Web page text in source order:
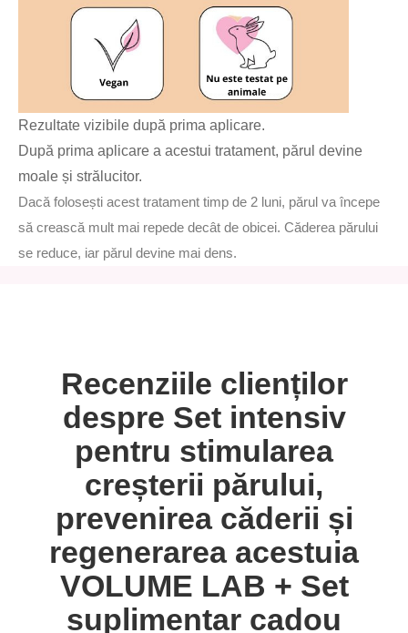
Rezultate vizibile după prima aplicare.
După prima aplicare a acestui tratament, părul devine
moale și strălucitor.
Dacă folosești acest tratament timp de 2 luni, părul va începe
să crească mult mai repede decât de obicei. Căderea părului
se reduce, iar părul devine mai dens.
Recenziile clienților
despre Set intensiv
pentru stimularea
creșterii părului,
prevenirea căderii și
regenerarea acestuia
VOLUME LAB + Set
suplimentar cadou